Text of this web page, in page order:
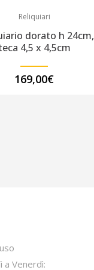
Reliquiari
dorato h 24cm,
4,5 x 4,5cm
169,00€
a Venerdì: